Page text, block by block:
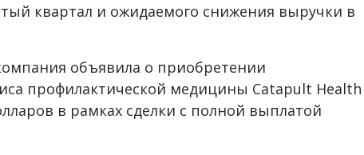
квартал и ожидаемого снижения выручки в
объявила о приобретении
профилактической медицины Catapult Health
в рамках сделки с полной выплатой